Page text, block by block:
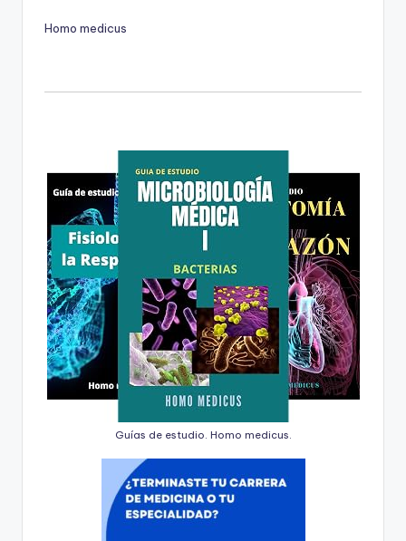
Homo medicus
Guías de estudio. Homo medicus.